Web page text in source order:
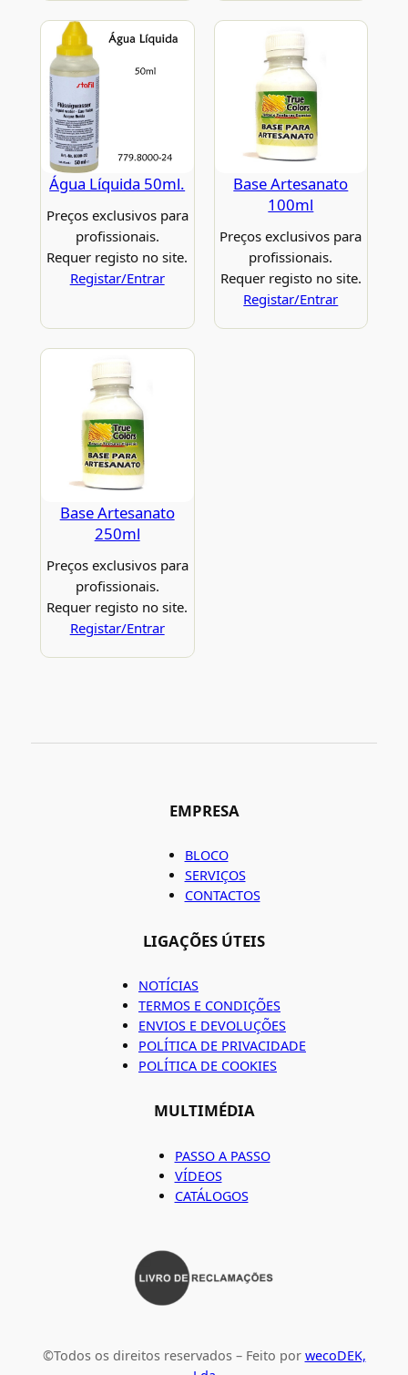
Água Líquida 50ml.
Preços exclusivos para
profissionais.
Requer registo no site.
Registar/Entrar
Base Artesanato
100ml
Preços exclusivos para
profissionais.
Requer registo no site.
Registar/Entrar
Base Artesanato
250ml
Preços exclusivos para
profissionais.
Requer registo no site.
Registar/Entrar
EMPRESA
BLOCO
SERVIÇOS
CONTACTOS
LIGAÇÕES ÚTEIS
NOTÍCIAS
TERMOS E CONDIÇÕES
ENVIOS E DEVOLUÇÕES
POLÍTICA DE PRIVACIDADE
POLÍTICA DE COOKIES
MULTIMÉDIA
PASSO A PASSO
VÍDEOS
CATÁLOGOS
©Todos os direitos reservados – Feito por wecoDEK,